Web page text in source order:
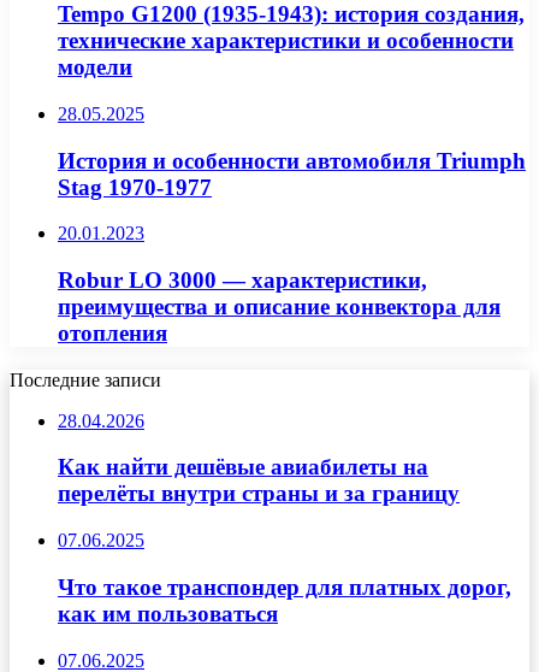
Tempo G1200 (1935-1943): история создания,
технические характеристики и особенности
модели
28.05.2025
История и особенности автомобиля Triumph
Stag 1970-1977
20.01.2023
Robur LO 3000 — характеристики,
преимущества и описание конвектора для
отопления
Последние записи
28.04.2026
Как найти дешёвые авиабилеты на
перелёты внутри страны и за границу
07.06.2025
Что такое транспондер для платных дорог,
как им пользоваться
07.06.2025